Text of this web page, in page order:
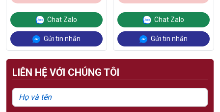
Chat Zalo
Gửi tin nhắn
Chat Zalo
Gửi tin nhắn
LIÊN HỆ VỚI CHÚNG TÔI